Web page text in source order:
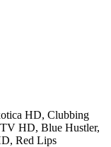
HD, Clubbing
HD, Blue Hustler,
Red Lips